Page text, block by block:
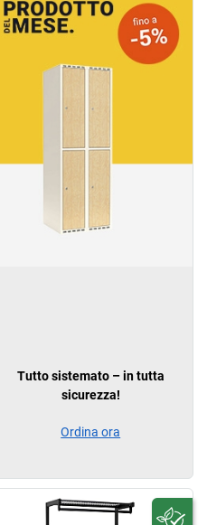
Tutto sistemato – in tutta
sicurezza!
Ordina ora